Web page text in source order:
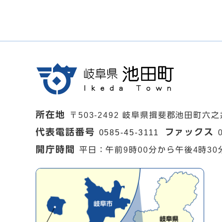
所在地 〒503-2492 岐阜県揖斐郡池田町六
代表電話番号 0585-45-3111 ファックス
開庁時間 平日：午前9時00分から午後4時30